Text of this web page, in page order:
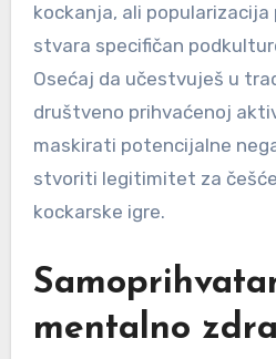
kockanja, ali popularizacija
stvara specifičan
Osećaj da učestvuješ u
društveno prihvaćenoj
maskirati potencijalne
stvoriti legitimitet za
kockarske igre.
mentalno